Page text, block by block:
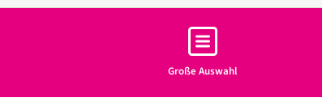
Große Auswahl